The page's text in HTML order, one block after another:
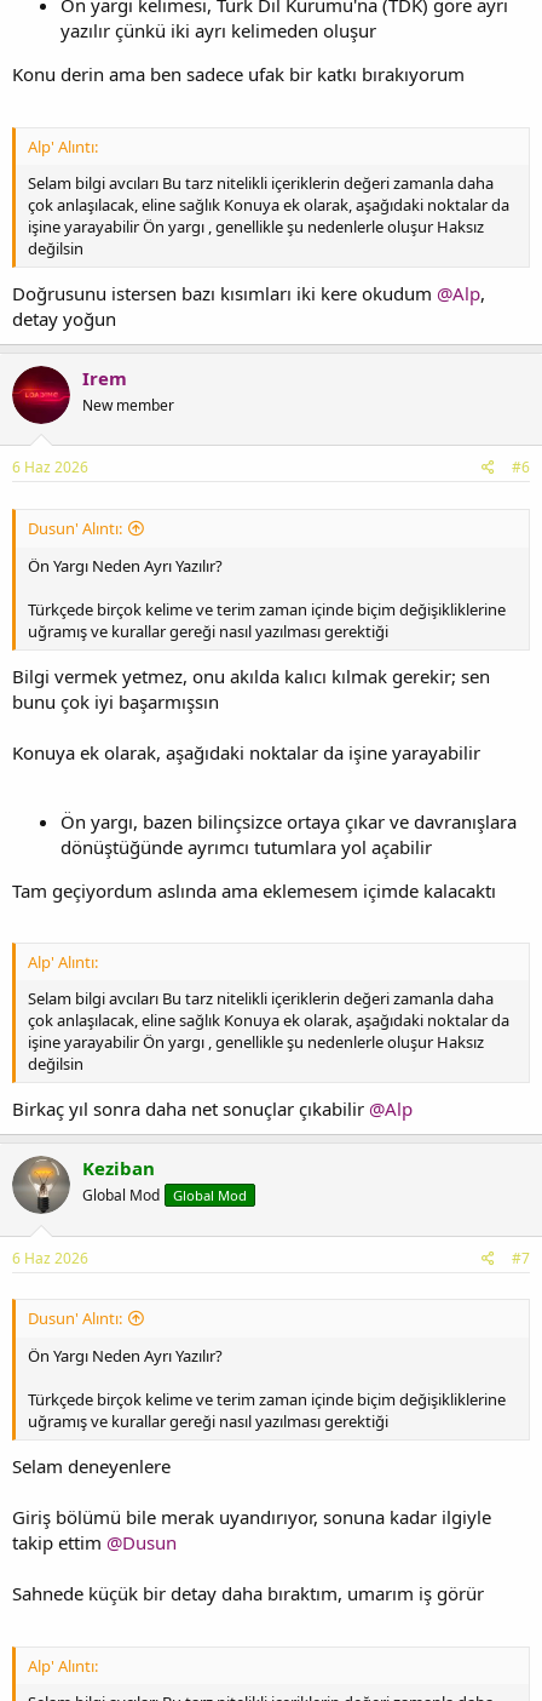
Ön yargı kelimesi, Türk Dil Kurumu'na (TDK) göre ayrı
yazılır çünkü iki ayrı kelimeden oluşur
Konu derin ama ben sadece ufak bir katkı bırakıyorum
Alp' Alıntı:
Selam bilgi avcıları Bu tarz nitelikli içeriklerin değeri zamanla daha
çok anlaşılacak, eline sağlık Konuya ek olarak, aşağıdaki noktalar da
işine yarayabilir Ön yargı , genellikle şu nedenlerle oluşur Haksız
değilsin
Doğrusunu istersen bazı kısımları iki kere okudum @Alp,
detay yoğun
Irem
New member
6 Haz 2026 #6
Dusun' Alıntı:
Ön Yargı Neden Ayrı Yazılır?
Türkçede birçok kelime ve terim zaman içinde biçim değişikliklerine
uğramış ve kurallar gereği nasıl yazılması gerektiği
Bilgi vermek yetmez, onu akılda kalıcı kılmak gerekir; sen
bunu çok iyi başarmışsın
Konuya ek olarak, aşağıdaki noktalar da işine yarayabilir
Ön yargı, bazen bilinçsizce ortaya çıkar ve davranışlara
dönüştüğünde ayrımcı tutumlara yol açabilir
Tam geçiyordum aslında ama eklemesem içimde kalacaktı
Alp' Alıntı:
Selam bilgi avcıları Bu tarz nitelikli içeriklerin değeri zamanla daha
çok anlaşılacak, eline sağlık Konuya ek olarak, aşağıdaki noktalar da
işine yarayabilir Ön yargı , genellikle şu nedenlerle oluşur Haksız
değilsin
Birkaç yıl sonra daha net sonuçlar çıkabilir @Alp
Keziban
Global Mod Global Mod
6 Haz 2026 #7
Dusun' Alıntı:
Ön Yargı Neden Ayrı Yazılır?
Türkçede birçok kelime ve terim zaman içinde biçim değişikliklerine
uğramış ve kurallar gereği nasıl yazılması gerektiği
Selam deneyenlere
Giriş bölümü bile merak uyandırıyor, sonuna kadar ilgiyle
takip ettim @Dusun
Sahnede küçük bir detay daha bıraktım, umarım iş görür
Alp' Alıntı: